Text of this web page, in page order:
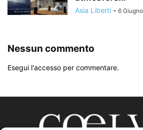
Asia Liberti - 6
Nessun commento
Esegui l'accesso per commentare.